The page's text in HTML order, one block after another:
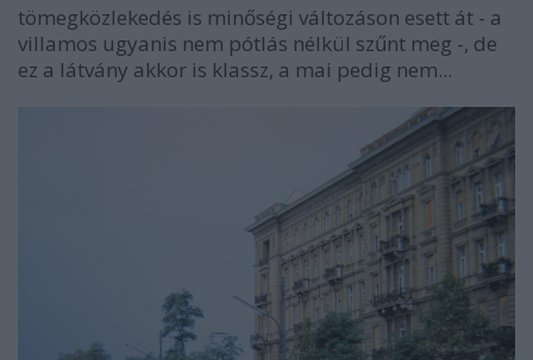
tömegközlekedés is minőségi változáson esett át - a
villamos ugyanis nem pótlás nélkül szűnt meg -, de
ez a látvány akkor is klassz, a mai pedig nem...